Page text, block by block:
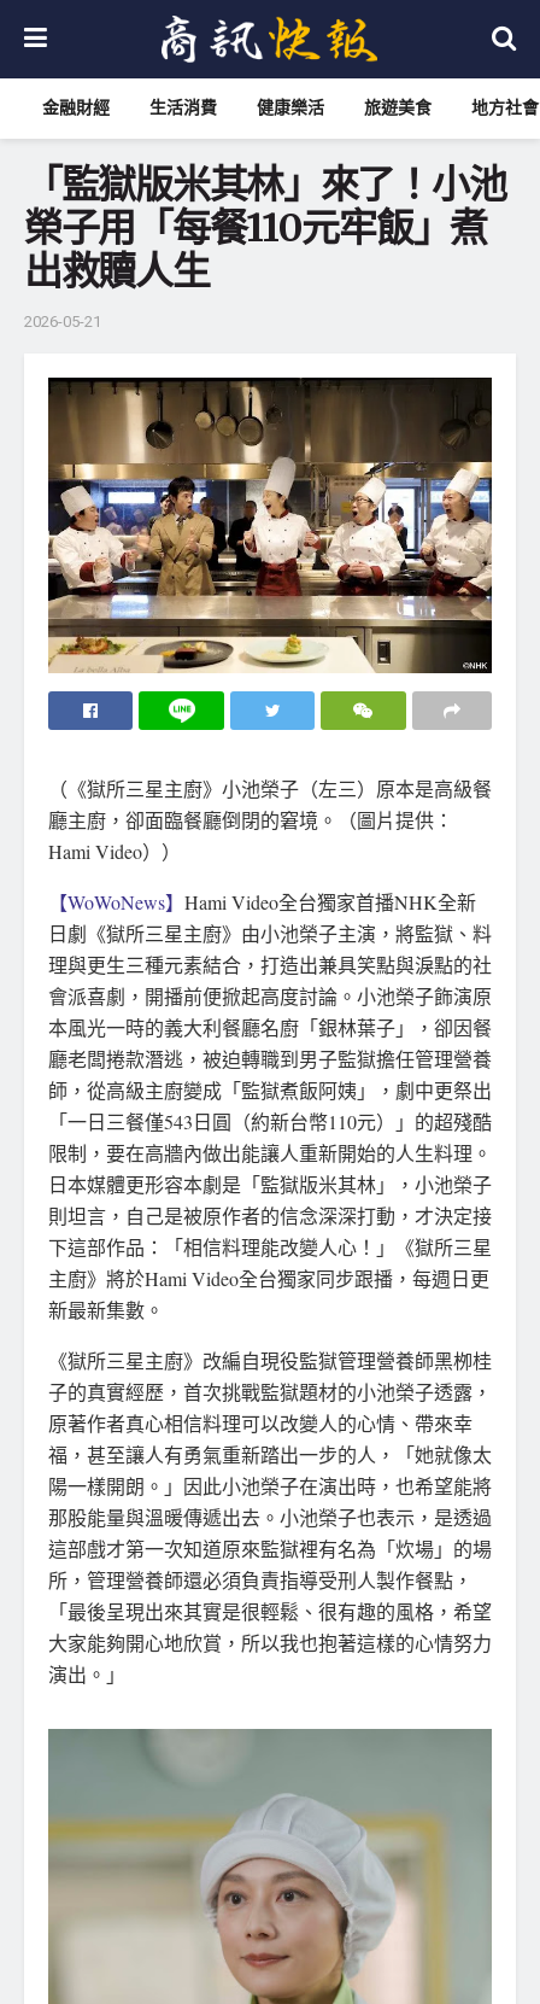
金融財經 生活消費 健康樂活 旅遊美食 地方社會
「監獄版米其林」來了！小池
榮子用「每餐110元牢飯」煮
出救贖人生
2026-05-21
（《獄所三星主廚》小池榮子（左三）原本是高級餐
廳主廚，卻面臨餐廳倒閉的窘境。（圖片提供：
Hami Video））
【WoWoNews】 Hami Video全台獨家首播NHK全新
日劇《獄所三星主廚》由小池榮子主演，將監獄、料
理與更生三種元素結合，打造出兼具笑點與淚點的社
會派喜劇，開播前便掀起高度討論。小池榮子飾演原
本風光一時的義大利餐廳名廚「銀林葉子」，卻因餐
廳老闆捲款潛逃，被迫轉職到男子監獄擔任管理營養
師，從高級主廚變成「監獄煮飯阿姨」，劇中更祭出
「一日三餐僅543日圓（約新台幣110元）」的超殘酷
限制，要在高牆內做出能讓人重新開始的人生料理。
日本媒體更形容本劇是「監獄版米其林」，小池榮子
則坦言，自己是被原作者的信念深深打動，才決定接
下這部作品：「相信料理能改變人心！」《獄所三星
主廚》將於Hami Video全台獨家同步跟播，每週日更
新最新集數。
《獄所三星主廚》改編自現役監獄管理營養師黑栁桂
子的真實經歷，首次挑戰監獄題材的小池榮子透露，
原著作者真心相信料理可以改變人的心情、帶來幸
福，甚至讓人有勇氣重新踏出一步的人，「她就像太
陽一樣開朗。」因此小池榮子在演出時，也希望能將
那股能量與溫暖傳遞出去。小池榮子也表示，是透過
這部戲才第一次知道原來監獄裡有名為「炊場」的場
所，管理營養師還必須負責指導受刑人製作餐點，
「最後呈現出來其實是很輕鬆、很有趣的風格，希望
大家能夠開心地欣賞，所以我也抱著這樣的心情努力
演出。」